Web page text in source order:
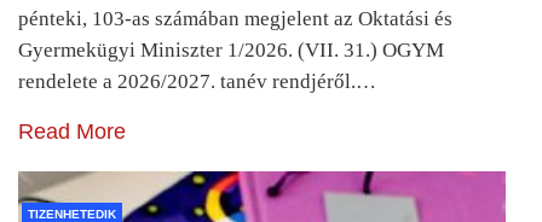
pénteki, 103-as számában megjelent az Oktatási és
Gyermekügyi Miniszter 1/2026. (VII. 31.) OGYM
rendelete a 2026/2027. tanév rendjéről.…
Read More
TIZENHETEDIK